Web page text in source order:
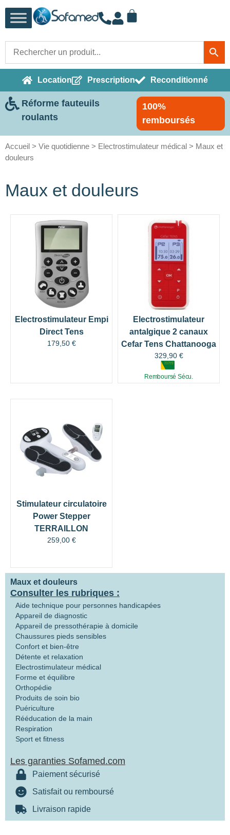
Location Prescription Reconditionné
Réforme fauteuils
roulants
100%
remboursés
Accueil > Vie quotidienne > Electrostimulateur médical > Maux et
douleurs
Maux et douleurs
Maux et douleurs
Consulter les rubriques :
Aide technique pour personnes handicapées
Appareil de diagnostic
Appareil de pressothérapie à domicile
Chaussures pieds sensibles
Confort et bien-être
Détente et relaxation
Electrostimulateur médical
Forme et équilibre
Orthopédie
Produits de soin bio
Puériculture
Rééducation de la main
Respiration
Sport et fitness
Les garanties Sofamed.com
Paiement sécurisé
Satisfait ou remboursé
Livraison rapide
Electrostimulateur Empi
Direct Tens
179,50 €
Electrostimulateur
antalgique 2 canaux
Cefar Tens Chattanooga
329,90 €
Remboursé Sécu.
Stimulateur circulatoire
Power Stepper
TERRAILLON
259,00 €